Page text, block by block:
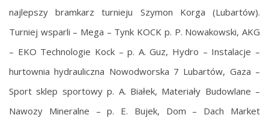
najlepszy bramkarz turnieju Szymon Korga (Lubartów).
Turniej wsparli – Mega – Tynk KOCK p. P. Nowakowski, AKG
– EKO Technologie Kock – p. A. Guz, Hydro – Instalacje –
hurtownia hydrauliczna Nowodworska 7 Lubartów, Gaza –
Sport sklep sportowy p. A. Białek, Materiały Budowlane –
Nawozy Mineralne – p. E. Bujek, Dom – Dach Market